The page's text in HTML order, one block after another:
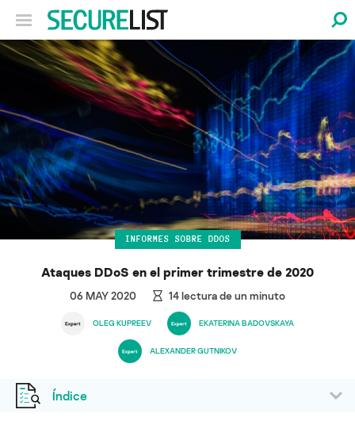
INFORMES SOBRE DDOS
Ataques DDoS en el primer trimestre de 2020
06 MAY 2020 14lectura de un minuto
OLEG KUPREEV EKATERINA BADOVSKAYA
ALEXANDER GUTNIKOV
Índice